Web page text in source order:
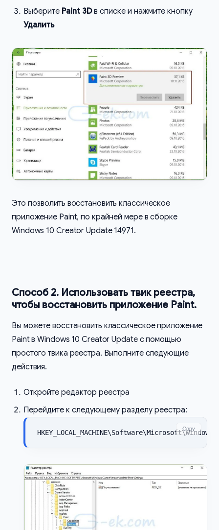
Выберите Paint 3Dв списке и нажмите кнопку
Удалить
Это позволить восстановить классическое
приложение Paint, по крайней мере в сборке
Windows 10 Creator Update 14971.
Способ 2. Использовать твик реестра,
чтобы восстановить приложение Paint.
Вы можете восстановить классическое приложение
Paint в Windows 10 Creator Update с помощью
простого твика реестра. Выполните следующие
действия.
Откройте редактор реестра
Перейдите к следующему разделу реестра:
Copy